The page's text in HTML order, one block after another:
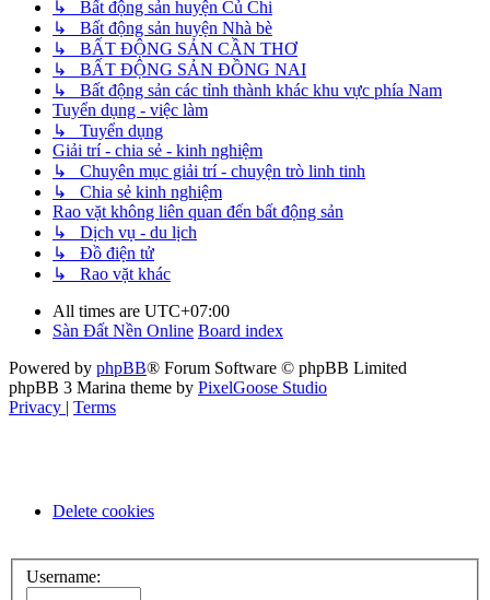
↳ Bất động sản huyện Củ Chi
↳ Bất động sản huyện Nhà bè
↳ BẤT ĐỘNG SẢN CẦN THƠ
↳ BẤT ĐỘNG SẢN ĐỒNG NAI
↳ Bất động sản các tỉnh thành khác khu vực phía Nam
Tuyển dụng - việc làm
↳ Tuyển dụng
Giải trí - chia sẻ - kinh nghiệm
↳ Chuyên mục giải trí - chuyện trò linh tinh
↳ Chia sẻ kinh nghiệm
Rao vặt không liên quan đến bất động sản
↳ Dịch vụ - du lịch
↳ Đồ điện tử
↳ Rao vặt khác
All times are UTC+07:00
Sàn Đất Nền Online Board index
Powered by phpBB® Forum Software © phpBB Limited
phpBB 3 Marina theme by PixelGoose Studio
Privacy | Terms
Delete cookies
Username: